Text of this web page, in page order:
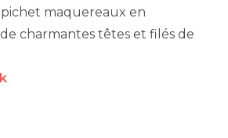
maquereaux en
charmantes têtes et filés de